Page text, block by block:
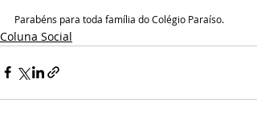
Parabéns para toda família do Colégio Paraíso.
Coluna Social